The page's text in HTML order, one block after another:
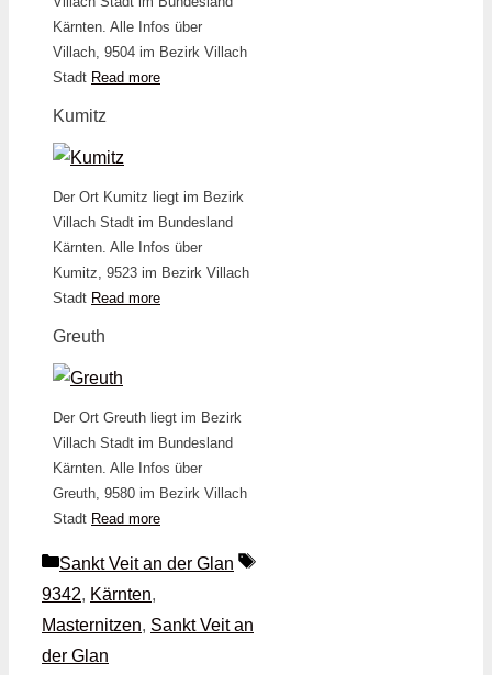
Kärnten. Alle Infos über
Villach, 9504 im Bezirk Villach
Stadt Read more
Kumitz
Der Ort Kumitz liegt im Bezirk
Villach Stadt im Bundesland
Kärnten. Alle Infos über
Kumitz, 9523 im Bezirk Villach
Stadt Read more
Greuth
Der Ort Greuth liegt im Bezirk
Villach Stadt im Bundesland
Kärnten. Alle Infos über
Greuth, 9580 im Bezirk Villach
Stadt Read more
Kategorien
Sankt Veit an der Glan
Schlagwörter
9342, Kärnten,
Masternitzen, Sankt Veit an
der Glan